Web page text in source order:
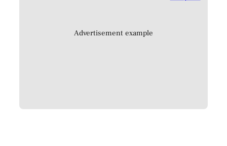
Advertisement example